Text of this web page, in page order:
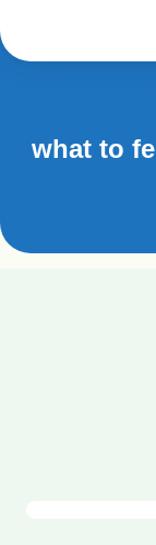
what to